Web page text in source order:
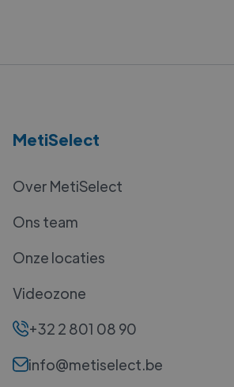
MetiSelect
Over MetiSelect
Ons team
Onze locaties
Videozone
+32 2 801 08 90
info@metiselect.be